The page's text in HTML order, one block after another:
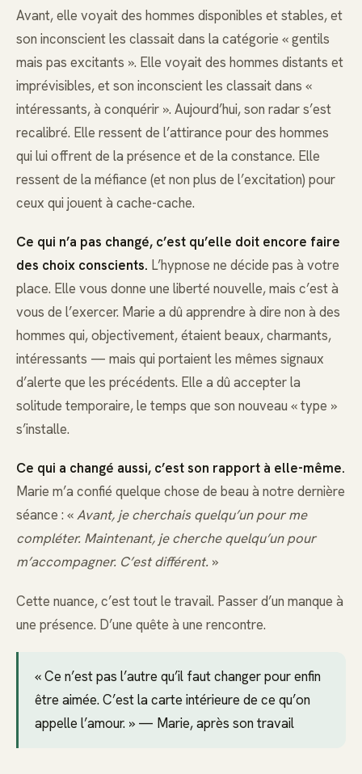
Avant, elle voyait des hommes disponibles et stables, et
son inconscient les classait dans la catégorie « gentils
mais pas excitants ». Elle voyait des hommes distants et
imprévisibles, et son inconscient les classait dans «
intéressants, à conquérir ». Aujourd’hui, son radar s’est
recalibré. Elle ressent de l’attirance pour des hommes
qui lui offrent de la présence et de la constance. Elle
ressent de la méfiance (et non plus de l’excitation) pour
ceux qui jouent à cache-cache.
Ce qui n’a pas changé, c’est qu’elle doit encore faire
des choix conscients. L’hypnose ne décide pas à votre
place. Elle vous donne une liberté nouvelle, mais c’est à
vous de l’exercer. Marie a dû apprendre à dire non à des
hommes qui, objectivement, étaient beaux, charmants,
intéressants — mais qui portaient les mêmes signaux
d’alerte que les précédents. Elle a dû accepter la
solitude temporaire, le temps que son nouveau « type »
s’installe.
Ce qui a changé aussi, c’est son rapport à elle-même.
Marie m’a confié quelque chose de beau à notre dernière
séance : «Avant, je cherchais quelqu’un pour me
compléter. Maintenant, je cherche quelqu’un pour
m’accompagner. C’est différent. »
Cette nuance, c’est tout le travail. Passer d’un manque à
une présence. D’une quête à une rencontre.
« Ce n’est pas l’autre qu’il faut changer pour enfin
être aimée. C’est la carte intérieure de ce qu’on
appelle l’amour. » — Marie, après son travail